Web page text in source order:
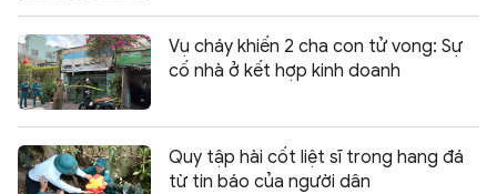
Vụ cháy khiến 2 cha con tử vong: Sự
cố nhà ở kết hợp kinh doanh
Quy tập hài cốt liệt sĩ trong hang đá
từ tin báo của người dân